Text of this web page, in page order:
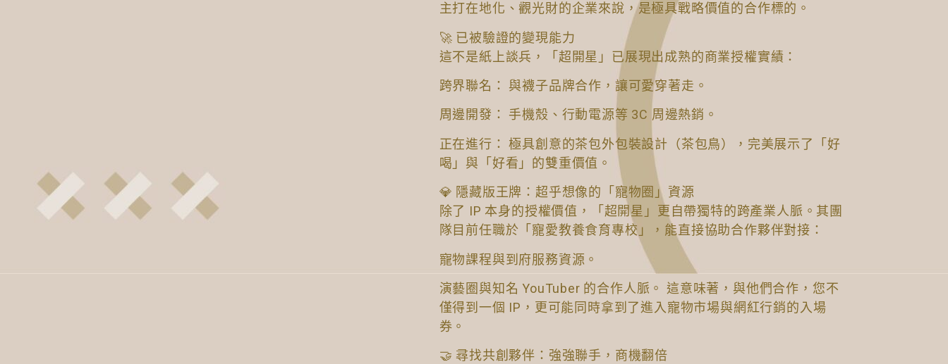
主打在地化、觀光財的企業來說，是極具戰略價值的合作標的。
🚀 已被驗證的變現能力
這不是紙上談兵，「超開星」已展現出成熟的商業授權實績：
跨界聯名： 與襪子品牌合作，讓可愛穿著走。
周邊開發： 手機殼、行動電源等 3C 周邊熱銷。
正在進行： 極具創意的茶包外包裝設計（茶包鳥），完美展示了「好
喝」與「好看」的雙重價值。
💎 隱藏版王牌：超乎想像的「寵物圈」資源
除了 IP 本身的授權價值，「超開星」更自帶獨特的跨產業人脈。其團
隊目前任職於「寵愛教養食育專校」，能直接協助合作夥伴對接：
寵物課程與到府服務資源。
演藝圈與知名 YouTuber 的合作人脈。 這意味著，與他們合作，您不
僅得到一個 IP，更可能同時拿到了進入寵物市場與網紅行銷的入場
券。
🤝 尋找共創夥伴：強強聯手，商機翻倍